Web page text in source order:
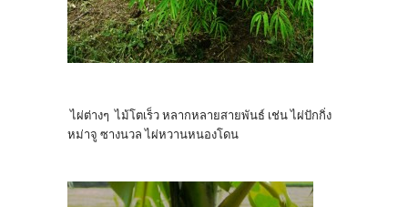
ไผ่ต่างๆ ไม้โตเร็ว หลากหลายสายพันธ์ เช่น ไผ่ปักกิ่ง
หม่าจู ซางนวล ไผ่หวานหนองโดน